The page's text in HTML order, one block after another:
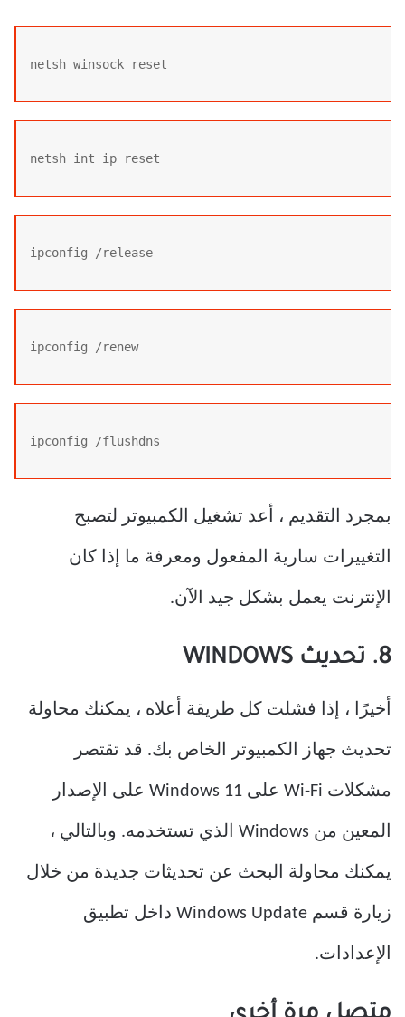
netsh winsock reset
netsh int ip reset
ipconfig /release
ipconfig /renew
ipconfig /flushdns
بمجرد التقديم ، أعد تشغيل الكمبيوتر لتصبح
التغييرات سارية المفعول ومعرفة ما إذا كان
الإنترنت يعمل بشكل جيد الآن.
8. تحديث WINDOWS
أخيرًا ، إذا فشلت كل طريقة أعلاه ، يمكنك محاولة
تحديث جهاز الكمبيوتر الخاص بك. قد تقتصر
مشكلات Wi-Fi على Windows 11 على الإصدار
المعين من Windows الذي تستخدمه. وبالتالي ،
يمكنك محاولة البحث عن تحديثات جديدة من خلال
زيارة قسم Windows Update داخل تطبيق
الإعدادات.